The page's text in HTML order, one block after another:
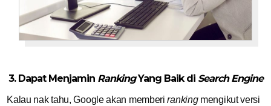
3. Dapat Menjamin RankingYang Baik di Search Engine
Kalau nak tahu, Google akan memberirankingmengikut versi